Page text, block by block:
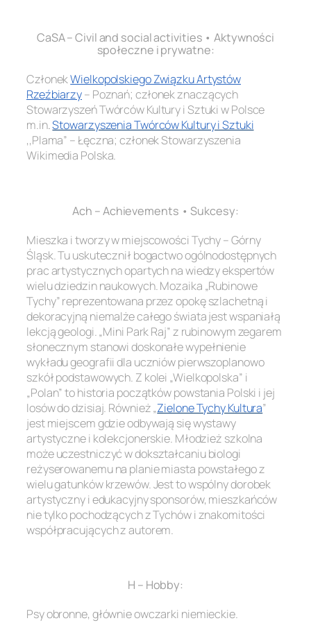
CaSA – Civil and social activities • Aktywności
społeczne i prywatne:
CzłonekWielkopolskiego Związku Artystów
Rzeźbiarzy– Poznań; członek znaczących
Stowarzyszeń Twórców Kultury i Sztuki w Polsce
m.in.Stowarzyszenia Twórców Kultury i Sztuki
,,Plama” – Łęczna; członek Stowarzyszenia
Wikimedia Polska.
Ach – Achievements • Sukcesy:
Mieszka i tworzy w miejscowości Tychy – Górny
Śląsk. Tu uskutecznił bogactwo ogólnodostępnych
prac artystycznych opartych na wiedzy ekspertów
wielu dziedzin naukowych. Mozaika „Rubinowe
Tychy” reprezentowana przez opokę szlachetną i
dekoracyjną niemalże całego świata jest wspaniałą
lekcją geologi. „Mini Park Raj” z rubinowym zegarem
słonecznym stanowi doskonałe wypełnienie
wykładu geografii dla uczniów pierwszoplanowo
szkół podstawowych. Z kolei „Wielkopolska” i
„Polan” to historia początków powstania Polski i jej
losów do dzisiaj. Również „Zielone Tychy Kultura”
jest miejscem gdzie odbywają się wystawy
artystyczne i kolekcjonerskie. Młodzież szkolna
może uczestniczyć w dokształcaniu biologi
reżyserowanemu na planie miasta powstałego z
wielu gatunków krzewów. Jest to wspólny dorobek
artystyczny i edukacyjny sponsorów, mieszkańców
nie tylko pochodzących z Tychów i znakomitości
współpracujących z autorem.
H – Hobby:
Psy obronne, głównie owczarki niemieckie.